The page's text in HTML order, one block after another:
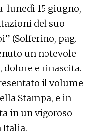
lunedì 15 giugno,
del suo
(Solferino, pag.
un notevole
dolore e rinascita.
il volume
Stampa, e in
in un vigoroso
Italia.